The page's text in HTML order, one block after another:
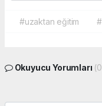
#uzaktan eğitim
Okuyucu Yorumları